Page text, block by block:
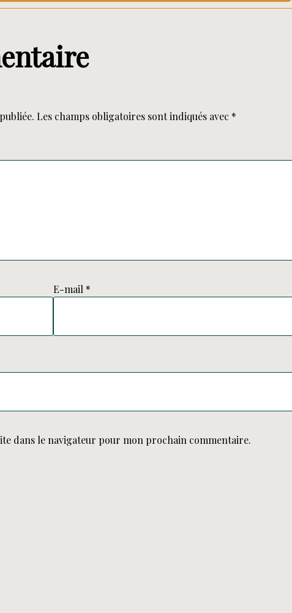
Les champs obligatoires sont indiqués avec *
E-mail *
dans le navigateur pour mon prochain commentaire.